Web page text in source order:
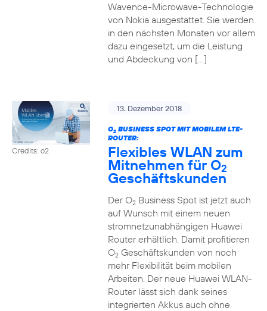
Wavence-Microwave-Technologie
von Nokia ausgestattet. Sie werden
in den nächsten Monaten vor allem
dazu eingesetzt, um die Leistung
und Abdeckung von […]
Credits: o2
13. Dezember 2018
O2BUSINESS SPOT MIT MOBILEM LTE-
ROUTER:
Flexibles WLAN zum
Mitnehmen für O2
Geschäftskunden
Der O2Business Spot ist jetzt auch
auf Wunsch mit einem neuen
stromnetzunabhängigen Huawei
Router erhältlich. Damit profitieren
O2Geschäftskunden von noch
mehr Flexibilität beim mobilen
Arbeiten. Der neue Huawei WLAN-
Router lässt sich dank seines
integrierten Akkus auch ohne